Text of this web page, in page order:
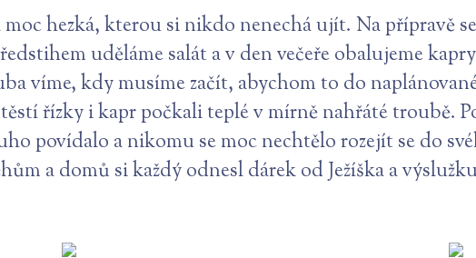
moc hezká, kterou si nikdo nenechá ujít. Na přípravě
uděláme salát a v den večeře obalujeme
víme, kdy musíme začít, abychom to do
řízky i kapr počkali teplé v mírně nahřáté troubě.
povídalo a nikomu se moc nechtělo rozejít se do
a domů si každý odnesl dárek od Ježíška a